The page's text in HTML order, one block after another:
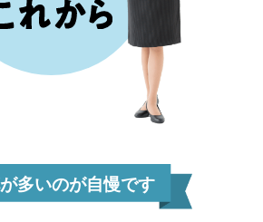
多いのが自慢です